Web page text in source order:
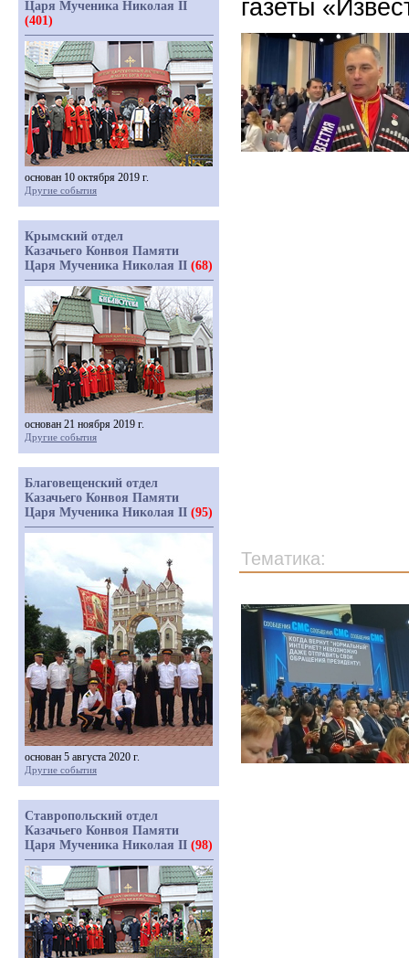
газеты
Тематика:
Царя Мученика Николая II
(401)
основан 10 октября 2019 г.
Другие события
Крымский отдел
Казачьего Конвоя Памяти
Царя Мученика Николая II (68)
основан 21 ноября 2019 г.
Другие события
Благовещенский отдел
Казачьего Конвоя Памяти
Царя Мученика Николая II (95)
основан 5 августа 2020 г.
Другие события
Ставропольский отдел
Казачьего Конвоя Памяти
Царя Мученика Николая II (98)